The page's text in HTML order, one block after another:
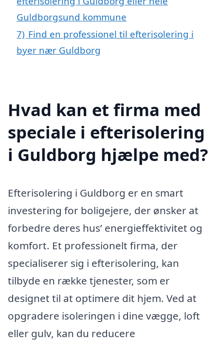
Guldborgsund kommune
7) Find en professionel til efterisolering i
byer nær Guldborg
Hvad kan et firma med
speciale i efterisolering
i Guldborg hjælpe med?
Efterisolering i Guldborg er en smart
investering for boligejere, der ønsker at
forbedre deres hus’ energieffektivitet og
komfort. Et professionelt firma, der
specialiserer sig i efterisolering, kan
tilbyde en række tjenester, som er
designet til at optimere dit hjem. Ved at
opgradere isoleringen i dine vægge, loft
eller gulv, kan du reducere